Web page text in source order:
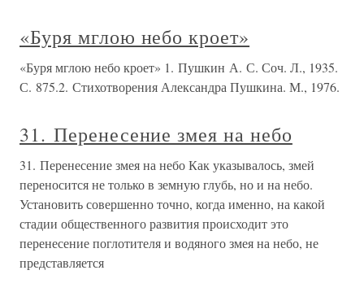
«Буря мглою небо кроет»
«Буря мглою небо кроет» 1. Пушкин А. С. Соч. Л., 1935.
С. 875.2. Стихотворения Александра Пушкина. М., 1976.
31. Перенесение змея на небо
31. Перенесение змея на небо Как указывалось, змей
переносится не только в земную глубь, но и на небо.
Установить совершенно точно, когда именно, на какой
стадии общественного развития происходит это
перенесение поглотителя и водяного змея на небо, не
представляется